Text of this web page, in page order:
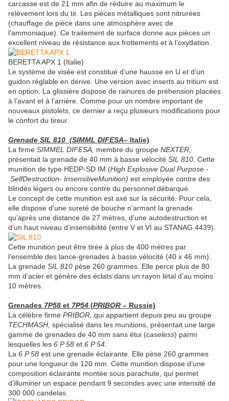
carcasse est de 21 mm afin de réduire au maximum le
relèvement lors du tir. Les pièces métalliques sont nitrurées
(chauffage de pièce dans une atmosphère avec de
l’ammoniaque). Ce traitement de surface donne aux pièces un
excellent niveau de résistance aux frottements et à l’oxydation.
BERETTA APX 1 (Italie)
Le système de visée est constitué d’une hausse en U et d’un
guidon réglable en dérive. Une version avec inserts au tritium est
en option. La glissière dispose de rainures de préhension placées
à l’avant et à l’arrière. Comme pour un nombre important de
nouveaux pistolets, ce dernier a reçu plusieurs modifications pour
le confort du tireur.
Grenade SIL 810 (SIMML DIFESA– Italie)
La firme SIMMEL DIFESA, membre du groupe NEXTER,
présentait la grenade de 40 mm à basse vélocité SIL 810. Cette
munition de type HEDP-SD IM (High Explosive Dual Purpose -
SelfDestruction- InsensitiveMunition) est employée contre des
blindés légers ou encore contre du personnel débarqué.
Le concept de cette munition est axé sur la sécurité. Pour cela,
elle dispose d’une sureté de bouche n’armant la grenade
qu’après une distance de 27 mètres, d’une autodestruction et
d’un haut niveau d’insensibilité (entre V et VI au STANAG 4439).
Cette munition peut être tirée à plus de 400 mètres par
l’ensemble des lance-grenades à basse vélocité (40 x 46 mm).
La grenade SIL 810 pèse 260 grammes. Elle perce plus de 80
mm d’acier et génère des éclats dans un rayon létal d’au moins
10 mètres.
Grenades 7P58 et 7P54 (PRIBOR – Russie)
La célèbre firme PRIBOR, qui appartient depuis peu au groupe
TECHMASH, spécialisé dans les munitions, présentait une large
gamme de grenades de 40 mm sans étui (caseless) parmi
lesquelles les 6 P 58 et 6 P 54
La 6 P 58 est une grenade éclairante. Elle pèse 260 grammes
pour une longueur de 120 mm. Cette munition dispose d’une
composition éclairante montée sous parachute, qui permet
d’illuminer un espace pendant 9 secondes avec une intensité de
300 000 candelas.